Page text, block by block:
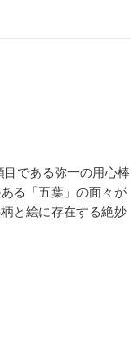
である弥一の用心棒
る「五葉」の面々が
と絵に存在する絶妙